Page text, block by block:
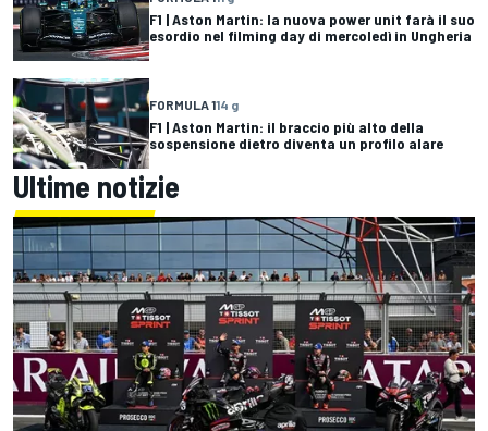
F1 | Aston Martin: la nuova power unit farà il suo
esordio nel filming day di mercoledì in Ungheria
FORMULA 114 g
F1 | Aston Martin: il braccio più alto della
sospensione dietro diventa un profilo alare
Ultime notizie